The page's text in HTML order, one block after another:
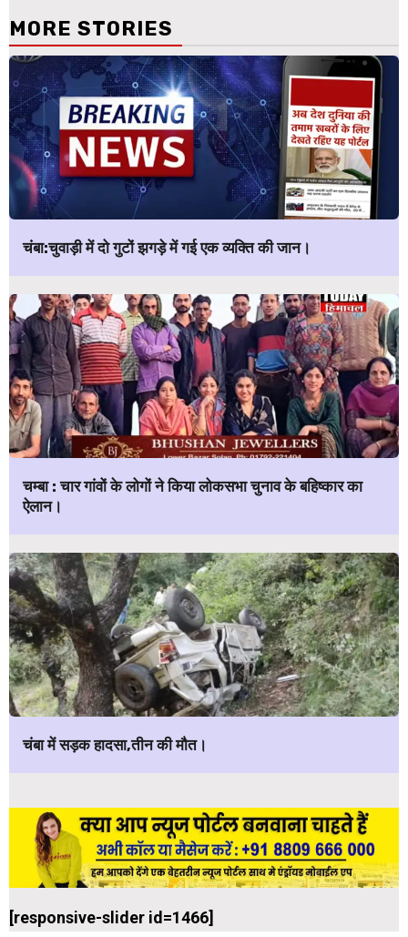
MORE STORIES
चंबा:चुवाड़ी में दो गुटों झगड़े में गई एक व्यक्ति की जान।
चम्बा : चार गांवों के लोगों ने किया लोकसभा चुनाव के बहिष्कार का
ऐलान।
चंबा में सड़क हादसा,तीन की मौत।
[responsive-slider id=1466]